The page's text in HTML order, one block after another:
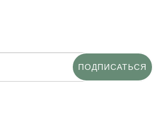
ПОДПИСАТЬСЯ